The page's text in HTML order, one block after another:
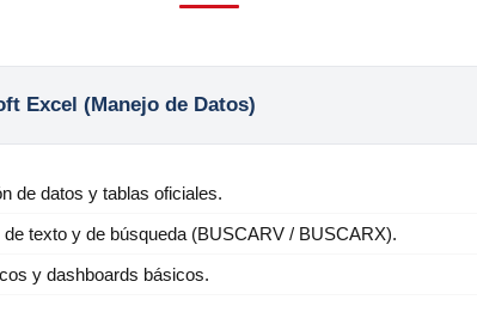
Excel (Manejo de Datos)
de datos y tablas oficiales.
texto y de búsqueda (BUSCARV / BUSCARX).
y dashboards básicos.